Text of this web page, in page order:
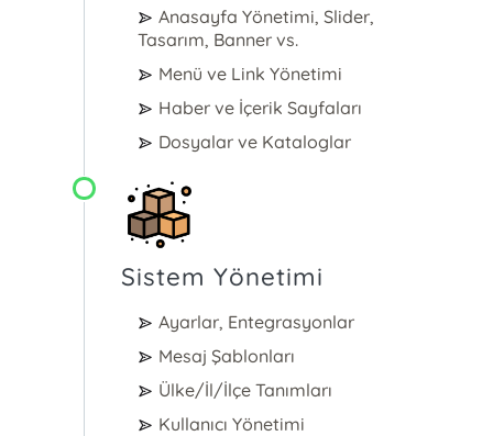
Anasayfa Yönetimi, Slider,
Tasarım, Banner vs.
Menü ve Link Yönetimi
Haber ve İçerik Sayfaları
Dosyalar ve Kataloglar
Sistem Yönetimi
Ayarlar, Entegrasyonlar
Mesaj Şablonları
Ülke/İl/İlçe Tanımları
Kullanıcı Yönetimi